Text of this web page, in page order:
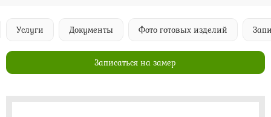
Услуги Документы Фото готовых изделий
Записаться на замер